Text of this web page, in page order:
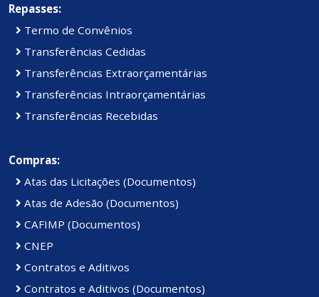
Repasses:
Termo de Convênios
Transferências Cedidas
Transferências Extraorçamentárias
Transferências Intraorçamentárias
Transferências Recebidas
Compras:
Atas das Licitações (Documentos)
Atas de Adesão (Documentos)
CAFIMP (Documentos)
CNEP
Contratos e Aditivos
Contratos e Aditivos (Documentos)